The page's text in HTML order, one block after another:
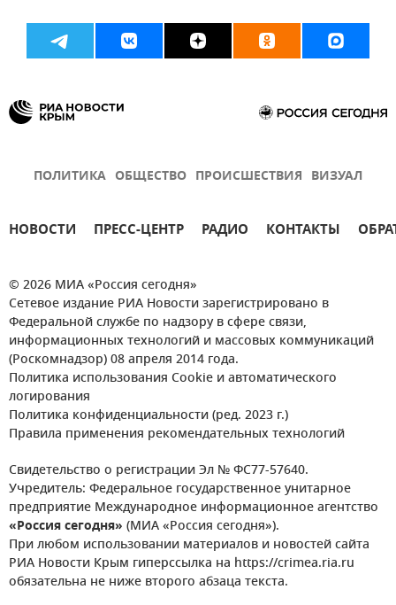
ПОЛИТИКА ОБЩЕСТВО ПРОИСШЕСТВИЯ ВИЗУАЛ
НОВОСТИ ПРЕСС-ЦЕНТР РАДИО КОНТАКТЫ
© 2026 МИА «Россия сегодня»
Сетевое издание РИА Новости зарегистрировано в
Федеральной службе по надзору в сфере связи,
информационных технологий и массовых коммуникаций
(Роскомнадзор) 08 апреля 2014 года.
Политика использования Cookie и автоматического
логирования
Политика конфиденциальности (ред. 2023 г.)
Правила применения рекомендательных технологий
Свидетельство о регистрации Эл № ФС77-57640.
Учредитель: Федеральное государственное унитарное
предприятие Международное информационное агентство
«Россия сегодня» (МИА «Россия сегодня»).
При любом использовании материалов и новостей сайта
РИА Новости Крым гиперссылка на https://crimea.ria.ru
обязательна не ниже второго абзаца текста.